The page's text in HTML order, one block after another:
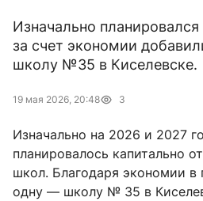
Изначально
за счет экономии
школу №35 в Киселевске.
19 мая 2026, 20:48 3
Изначально на 2026 и 2027
планировалось капитально
школ. Благодаря экономии
одну — школу № 35 в